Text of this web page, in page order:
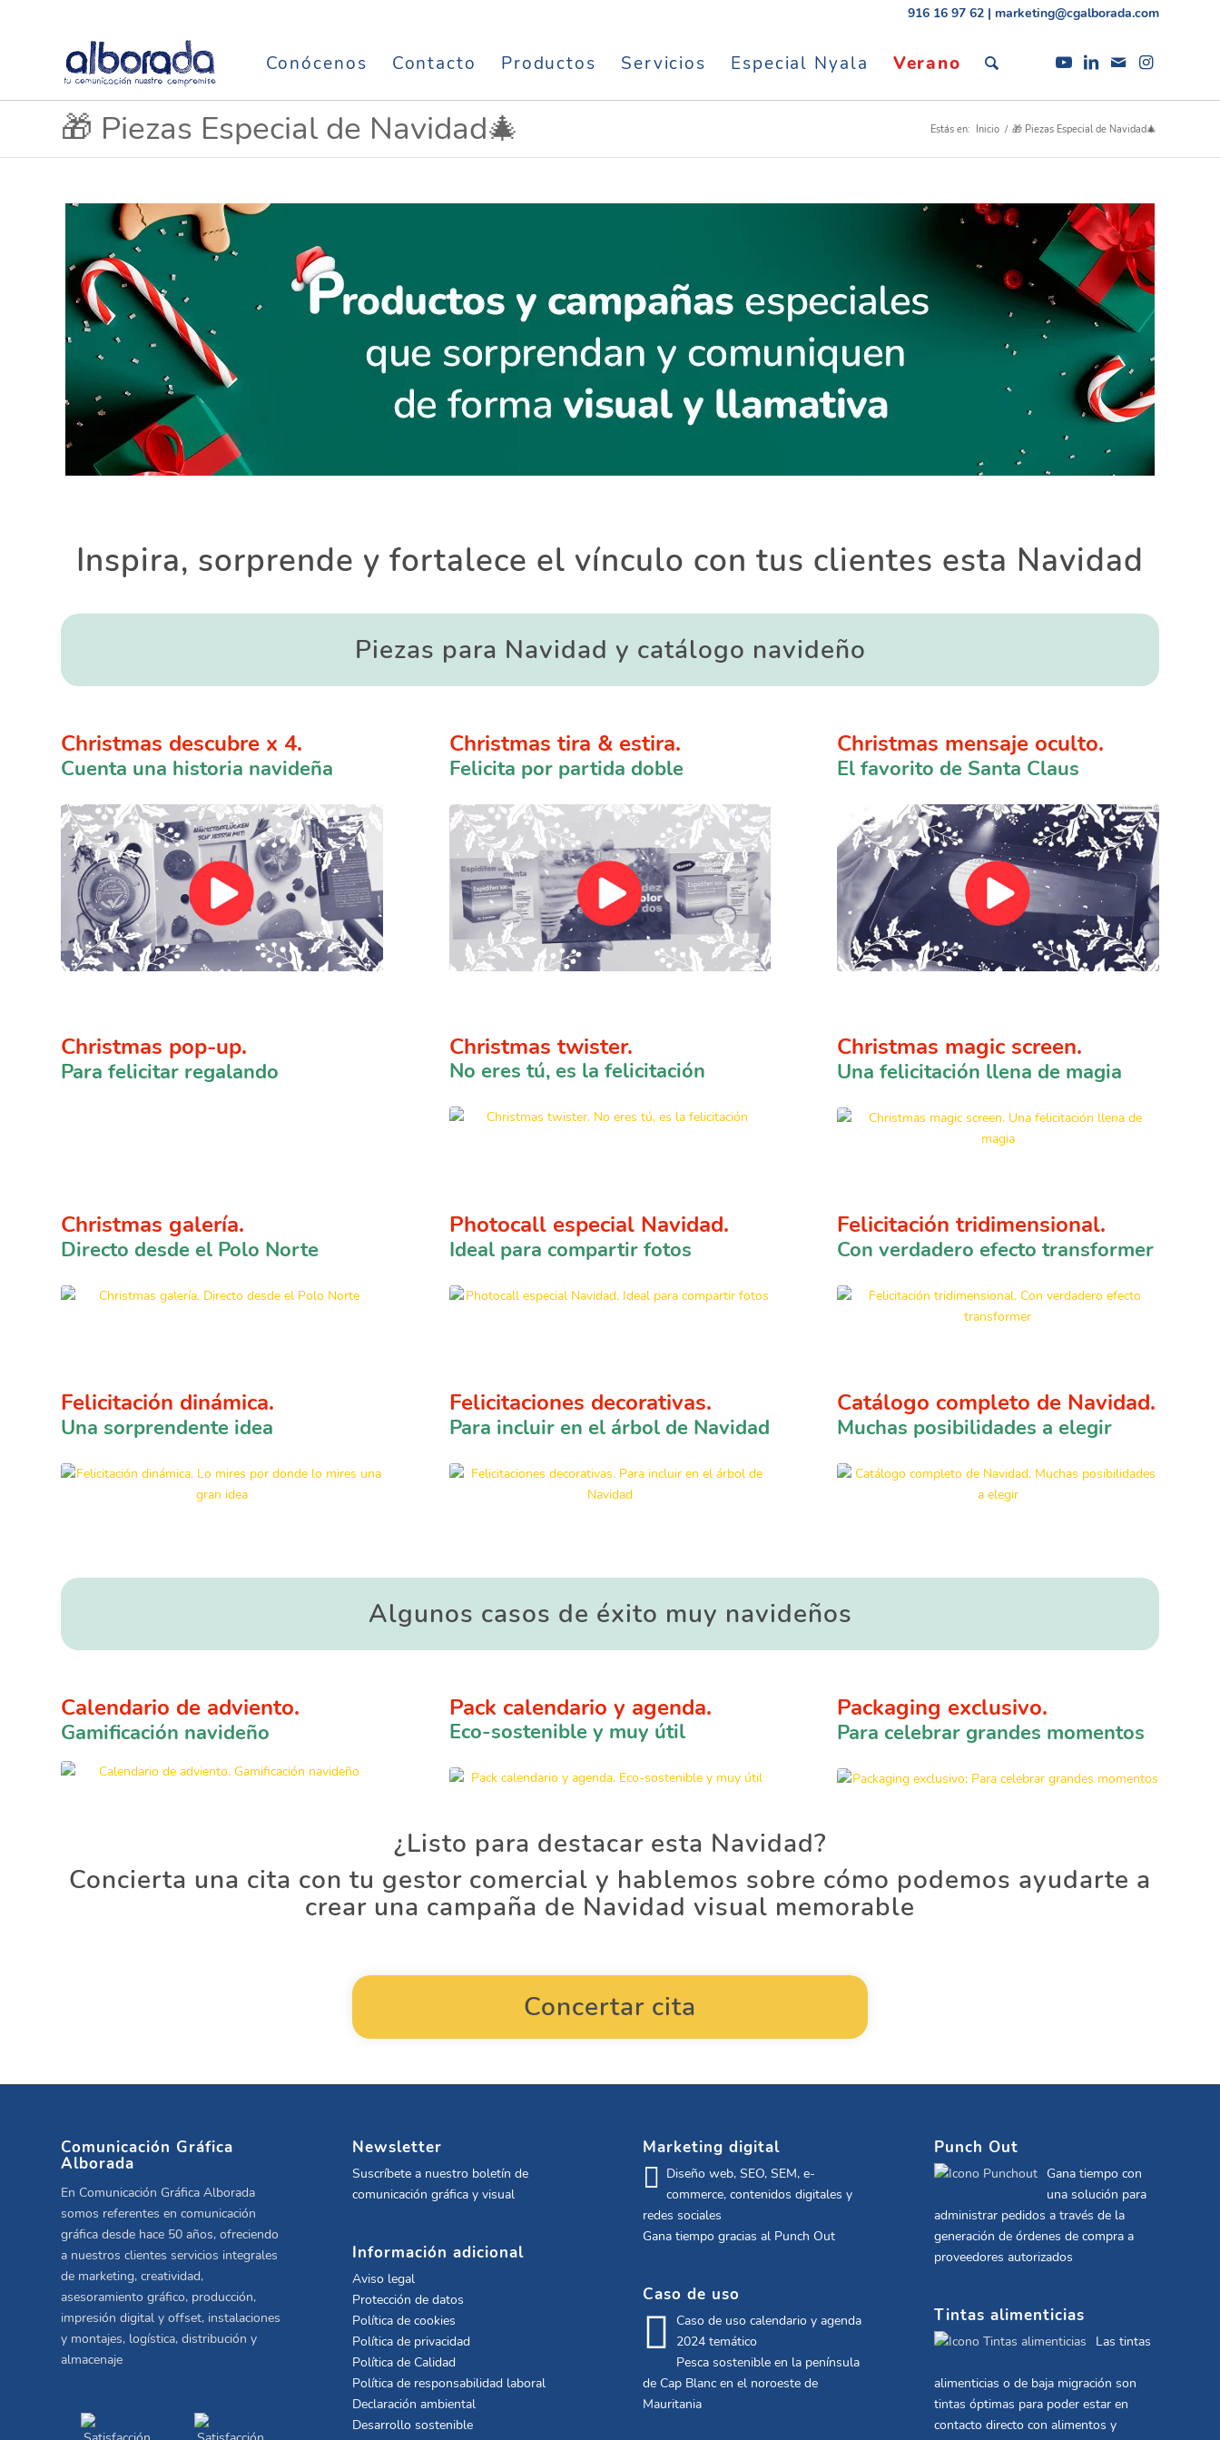
916 16 97 62 | marketing@cgalborada.com
Conócenos Contacto Productos Servicios Especial Nyala Verano
🎁 Piezas Especial de Navidad🎄 Estás en: Inicio / 🎁 Piezas Especial de Navidad🎄
Inspira, sorprende y fortalece el vínculo con tus clientes esta Navidad
Piezas para Navidad y catálogo navideño
Christmas descubre x 4.
Cuenta una historia navideña
Christmas tira & estira.
Felicita por partida doble
Christmas mensaje oculto.
El favorito de Santa Claus
Christmas pop-up.
Para felicitar regalando
Christmas twister.
No eres tú, es la felicitación
Christmas magic screen.
Una felicitación llena de magia
Christmas galería.
Directo desde el Polo Norte
Photocall especial Navidad.
Ideal para compartir fotos
Felicitación tridimensional.
Con verdadero efecto transformer
Felicitación dinámica.
Una sorprendente idea
Felicitaciones decorativas.
Para incluir en el árbol de Navidad
Catálogo completo de Navidad.
Muchas posibilidades a elegir
Algunos casos de éxito muy navideños
Calendario de adviento.
Gamificación navideño
Pack calendario y agenda.
Eco-sostenible y muy útil
Packaging exclusivo.
Para celebrar grandes momentos
¿Listo para destacar esta Navidad?
Concierta una cita con tu gestor comercial y hablemos sobre cómo podemos ayudarte a
crear una campaña de Navidad visual memorable
Concertar cita
Comunicación Gráfica
Alborada
En Comunicación Gráfica Alborada
somos referentes en comunicación
gráfica desde hace 50 años, ofreciendo
a nuestros clientes servicios integrales
de marketing, creatividad,
asesoramiento gráfico, producción,
impresión digital y offset, instalaciones
y montajes, logística, distribución y
almacenaje
Newsletter
Suscríbete a nuestro boletín de
comunicación gráfica y visual
Información adicional
Aviso legal
Protección de datos
Política de cookies
Política de privacidad
Política de Calidad
Política de responsabilidad laboral
Declaración ambiental
Desarrollo sostenible
Marketing digital
Diseño web, SEO, SEM, e-
commerce, contenidos digitales y
redes sociales
Gana tiempo gracias al Punch Out
Caso de uso
Caso de uso calendario y agenda
2024 temático
Pesca sostenible en la península
de Cap Blanc en el noroeste de
Mauritania
Punch Out
Gana tiempo con
una solución para
administrar pedidos a través de la
generación de órdenes de compra a
proveedores autorizados
Tintas alimenticias
Las tintas
alimenticias o de baja migración son
tintas óptimas para poder estar en
contacto directo con alimentos y